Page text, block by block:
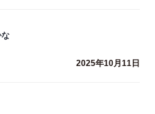
2025年10月11日